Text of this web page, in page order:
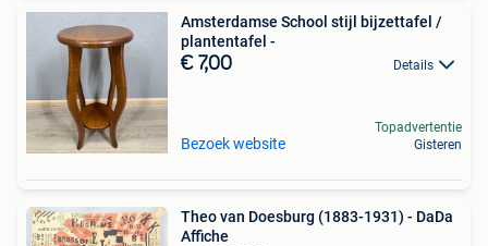
Amsterdamse School stijl bijzettafel /
plantentafel -
€ 7,00 Details
Bezoek website
Topadvertentie
Gisteren
Theo van Doesburg (1883-1931) - DaDa
Affiche